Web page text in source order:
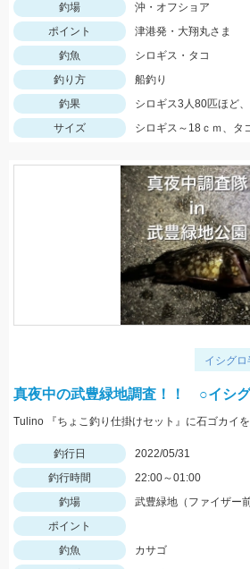
釣場
沖・オフショア
ポイント
津港発・大翔丸さま
釣魚
シロギス・タコ
釣り方
船釣り
釣果
シロギス3人80匹ほど
サイズ
シロギス～18ｃｍ、タ
イシグ
真夜中の武豊緑地調査！！ ○イシ
釣行日
2022/05/31
釣行時間
22:00～01:00
釣場
武豊緑地（ファイザー前
ポイント
釣魚
カサゴ